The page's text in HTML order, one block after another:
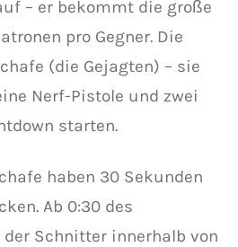
– er bekommt die große
pro Gegner. Die
(die Gejagten) – sie
Nerf-Pistole und zwei
starten.
haben 30 Sekunden
Ab 0:30 des
Schnitter innerhalb von